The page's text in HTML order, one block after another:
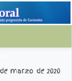
marzo de 2020